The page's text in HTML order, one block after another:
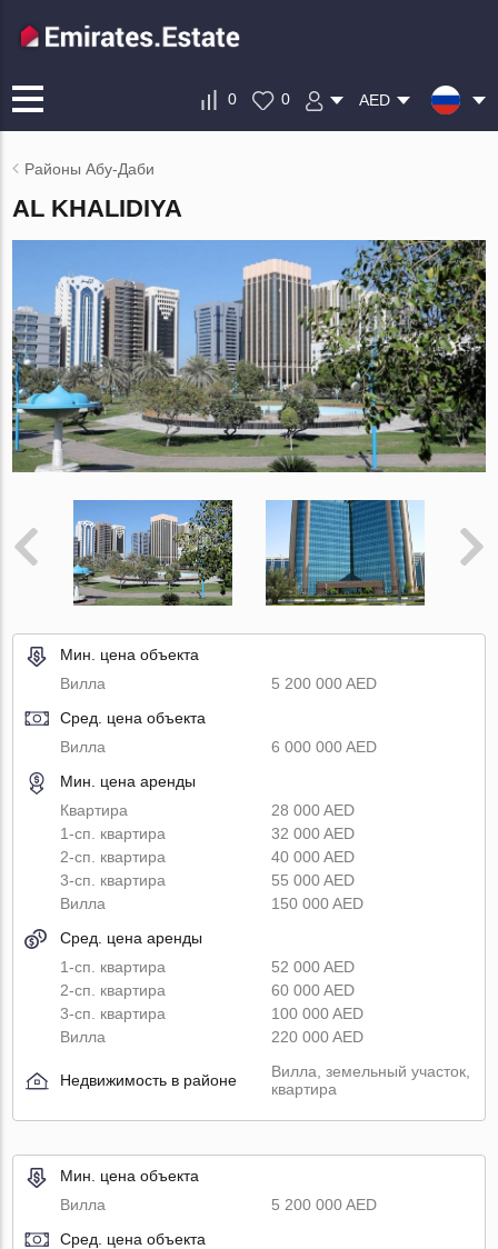
0 0 AED
Районы Абу-Даби
AL KHALIDIYA
Мин. цена объекта
Вилла
5 200 000 AED
Сред. цена объекта
Вилла
6 000 000 AED
Мин. цена аренды
Квартира
28 000 AED
1-сп. квартира
32 000 AED
2-сп. квартира
40 000 AED
3-сп. квартира
55 000 AED
Вилла
150 000 AED
Сред. цена аренды
1-сп. квартира
52 000 AED
2-сп. квартира
60 000 AED
3-сп. квартира
100 000 AED
Вилла
220 000 AED
Недвижимость в районе
Вилла, земельный участок,
квартира
Мин. цена объекта
Вилла
5 200 000 AED
Сред. цена объекта